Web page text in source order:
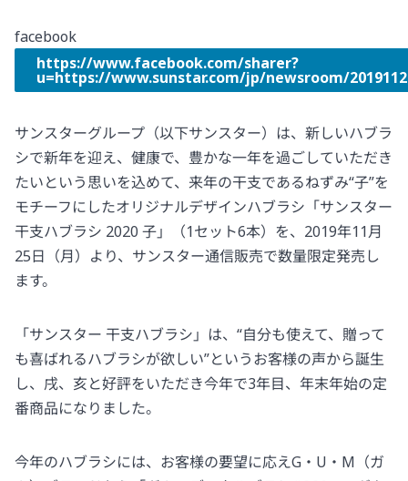
facebook
https://www.facebook.com/sharer?
u=https://www.sunstar.com/jp/newsroom/
サンスターグループ（以下サンスター）は、新しいハブラ
シで新年を迎え、健康で、豊かな一年を過ごしていただき
たいという思いを込めて、来年の干支であるねずみ“子”を
モチーフにしたオリジナルデザインハブラシ「サンスター
干支ハブラシ 2020 子」（1セット6本）を、2019年11月
25日（月）より、サンスター通信販売で数量限定発売し
ます。
「サンスター 干支ハブラシ」は、“自分も使えて、贈って
も喜ばれるハブラシが欲しい”というお客様の声から誕生
し、戌、亥と好評をいただき今年で3年目、年末年始の定
番商品になりました。
今年のハブラシには、お客様の要望に応えG・U・M（ガ